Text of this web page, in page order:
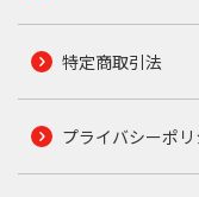
特定商取引法
プライバシーポ